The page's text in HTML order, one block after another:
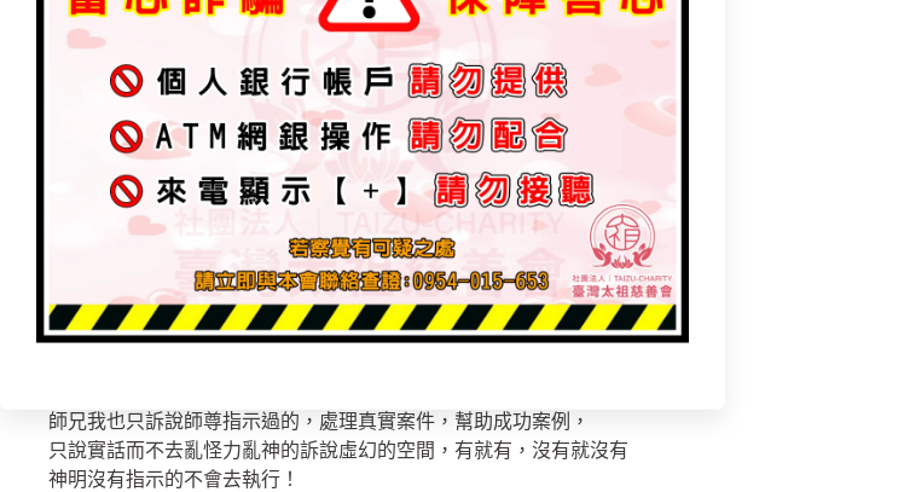
連帶小孩上課也會被問您們宮有在捐獻，老師我想報名怎跟妳報名、怎給資料
桃園道場進行到什麼階段我想參與。
去夜市買食物時，師兄這給您吃就好，感謝您們這麼辛苦為了大眾。
師兄我經過您宮我拿海產給您們、幫我跟師父感恩。
師兄我賣雞肉這給大家吃，感謝師父才有我現在的成功。
其實真的在我們生活中，不管職業是什麼
有醫生、護士、藥劑師、老師、警察、律師、里長、南科、竹科
各式各樣職業，老闆都在關注【太祖 三清宮資訊】，雖然都默默關注，
看到我們都知道最近動態，公司、工作、上班場所都會被討論著，
就是在說~您~真的太感謝大家多年來觀看文章。
師兄我也只訴說師尊指示過的，處理真實案件，幫助成功案例，
只說實話而不去亂怪力亂神的訴說虛幻的空間，有就有，沒有就沒有
神明沒有指示的不會去執行！